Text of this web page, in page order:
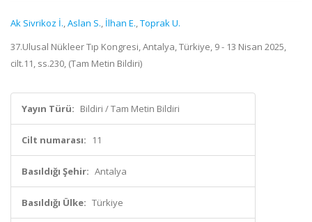
Ak Sivrikoz İ.,Aslan S., İlhan E.,Toprak U.
37.Ulusal Nükleer Tıp Kongresi, Antalya, Türkiye, 9 - 13 Nisan 2025,
cilt.11, ss.230, (Tam Metin Bildiri)
Yayın Türü: Bildiri / Tam Metin Bildiri
Cilt numarası: 11
Basıldığı Şehir: Antalya
Basıldığı Ülke: Türkiye